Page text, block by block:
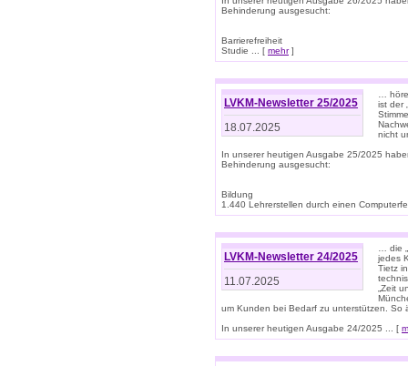
Behinderung ausgesucht:
Barrierefreiheit
Studie ... [ mehr]
LVKM-Newsletter 25/2025
18.07.2025
…
ist der
nicht
In unserer heutigen Ausgabe 25/2025
Behinderung ausgesucht:
Bildung
1.440 Lehrerstellen durch einen
LVKM-Newsletter 24/2025
11.07.2025
… die
jedes
Tietz
„Zeit
um Kunden bei Bedarf zu unterstützen.
In unserer heutigen Ausgabe 24/2025 ... [